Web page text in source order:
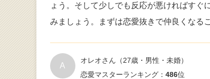
ょう。そして少しでも反応が悪ければす
みましょう。まずは恋愛抜きで仲良くなる
A
オレオさん （27歳・男性・未婚）
恋愛マスターランキング： 486位